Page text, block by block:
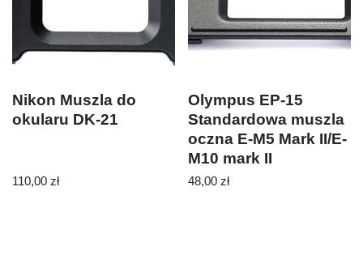
Nikon Muszla do
okularu DK-21
110,00 zł
Olympus EP-15
Standardowa muszla
oczna E-M5 Mark II/E-
M10 mark II
48,00zł